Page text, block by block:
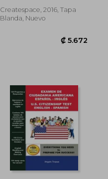
Createspace, 2016, Tapa
Blanda, Nuevo